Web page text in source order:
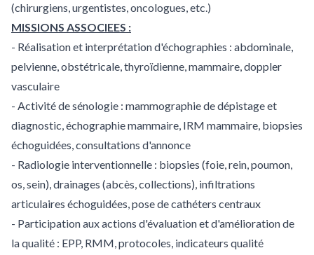
(chirurgiens, urgentistes, oncologues, etc.)
MISSIONS ASSOCIEES :
- Réalisation et interprétation d'échographies : abdominale,
pelvienne, obstétricale, thyroïdienne, mammaire, doppler
vasculaire
- Activité de sénologie : mammographie de dépistage et
diagnostic, échographie mammaire, IRM mammaire, biopsies
échoguidées, consultations d'annonce
- Radiologie interventionnelle : biopsies (foie, rein, poumon,
os, sein), drainages (abcès, collections), infiltrations
articulaires échoguidées, pose de cathéters centraux
- Participation aux actions d'évaluation et d'amélioration de
la qualité : EPP, RMM, protocoles, indicateurs qualité